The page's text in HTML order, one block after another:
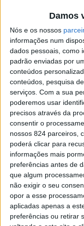
Damos
Nós e os nossos
informações num
dados pessoais, como
padrão enviadas por
conteúdos
conteúdos, pesquisa
serviços. Com a sua
poderemos usar
precisos através da
consentir o
nossos 824 parceiros,
poderá clicar para
informações mais
preferências antes de
que algum
não exigir o seu
opor a esse
aplicadas apenas a
preferências ou retirar
2 de Novembro